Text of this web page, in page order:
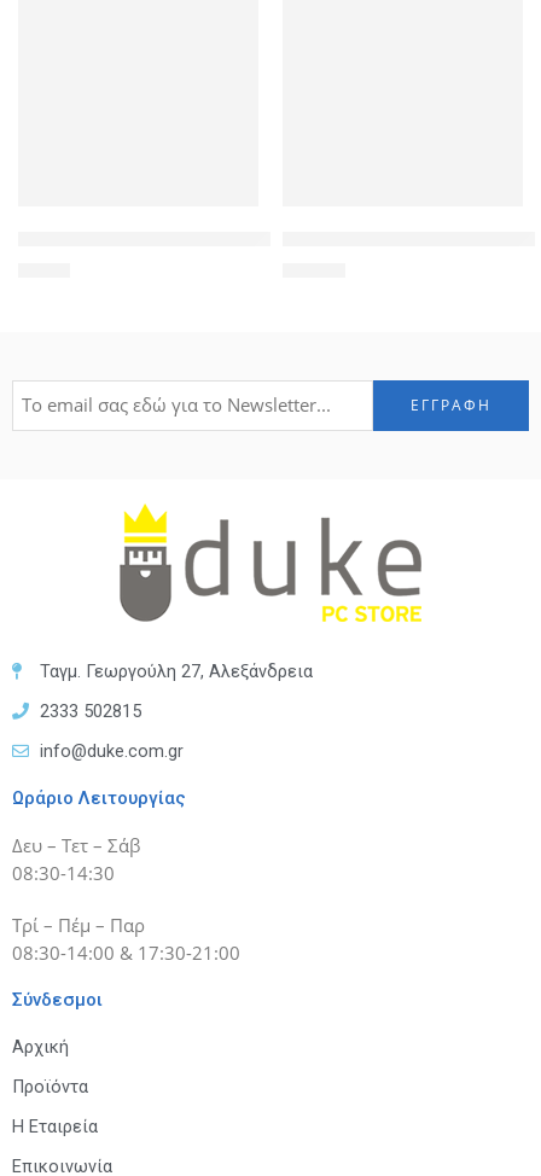
Ταγμ. Γεωργούλη 27, Αλεξάνδρεια
2333 502815
info@duke.com.gr
Ωράριο Λειτουργίας
Δευ – Τετ – Σάβ
08:30-14:30
Τρί – Πέμ – Παρ
08:30-14:00 & 17:30-21:00
Σύνδεσμοι
Αρχική
Προϊόντα
Η Εταιρεία
Επικοινωνία